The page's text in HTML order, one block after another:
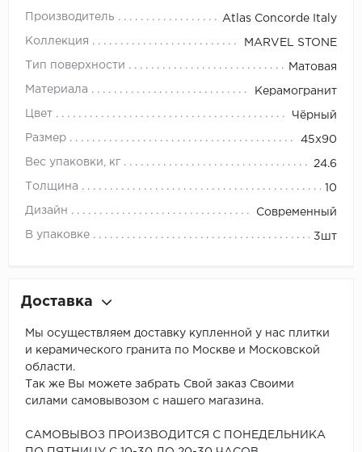
Производитель Atlas Concorde Italy
Коллекция MARVEL STONE
Тип поверхности Матовая
Материала Керамогранит
Цвет Чёрный
Размер 45x90
Вес упаковки, кг 24.6
Толщина 10
Дизайн Современный
В упаковке 3шт
Доставка
Мы осуществляем доставку купленной у нас плитки
и керамического гранита по Москве и Московской
области.
Так же Вы можете забрать Свой заказ Своими
силами самовывозом с нашего магазина.
САМОВЫВОЗ ПРОИЗВОДИТСЯ С ПОНЕДЕЛЬНИКА